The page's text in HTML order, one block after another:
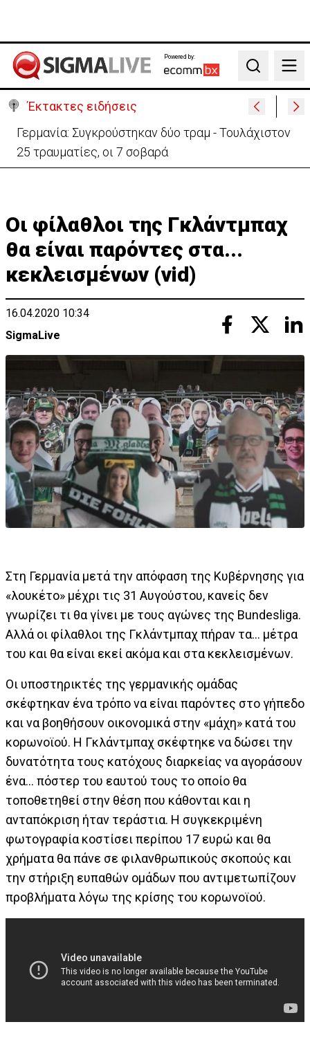
Powered by:
Search
Έκτακτες ειδήσεις
Γερμανία: Συγκρούστηκαν δύο τραμ - Τουλάχιστον
25 τραυματίες, οι 7 σοβαρά
Οι φίλαθλοι της Γκλάντμπαχ
θα είναι παρόντες στα...
κεκλεισμένων (vid)
16.04.2020 10:34
SigmaLive
Στη Γερμανία μετά την απόφαση της Κυβέρνησης για
«λουκέτο» μέχρι τις 31 Αυγούστου, κανείς δεν
γνωρίζει τι θα γίνει με τους αγώνες της Bundesliga.
Αλλά οι φίλαθλοι της Γκλάντμπαχ πήραν τα... μέτρα
του και θα είναι εκεί ακόμα και στα κεκλεισμένων.
Οι υποστηρικτές της γερμανικής ομάδας
σκέφτηκαν ένα τρόπο να είναι παρόντες στο γήπεδο
και να βοηθήσουν οικονομικά στην «μάχη» κατά του
κορωνοϊού. Η Γκλάντμπαχ σκέφτηκε να δώσει την
δυνατότητα τους κατόχους διαρκείας να αγοράσουν
ένα... πόστερ του εαυτού τους το οποίο θα
τοποθετηθεί στην θέση που κάθονται και η
ανταπόκριση ήταν τεράστια. Η συγκεκριμένη
φωτογραφία κοστίσει περίπου 17 ευρώ και θα
χρήματα θα πάνε σε φιλανθρωπικούς σκοπούς και
την στήριξη ευπαθών ομάδων που αντιμετωπίζουν
προβλήματα λόγω της κρίσης του κορωνοϊού.